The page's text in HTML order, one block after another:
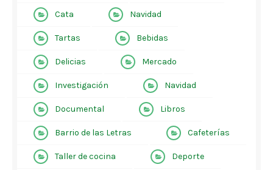
Cata Navidad
Tartas Bebidas
Delicias Mercado
Investigación Navidad
Documental Libros
Barrio de las Letras Cafeterías
Taller de cocina Deporte